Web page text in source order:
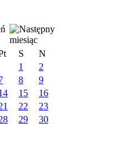
S
N
1
2
8
9
15
16
22
23
29
30